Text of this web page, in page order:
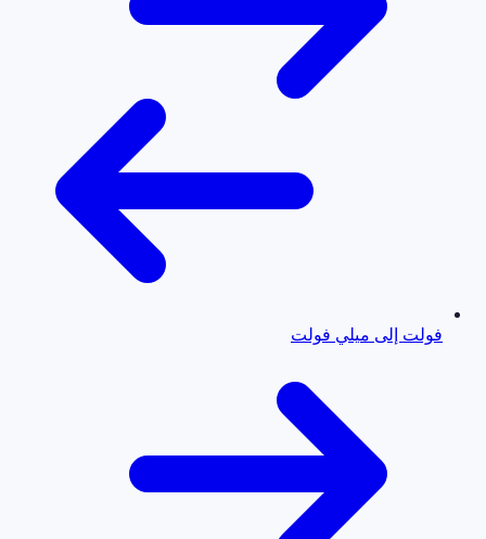
فولت إلى ميلي فولت